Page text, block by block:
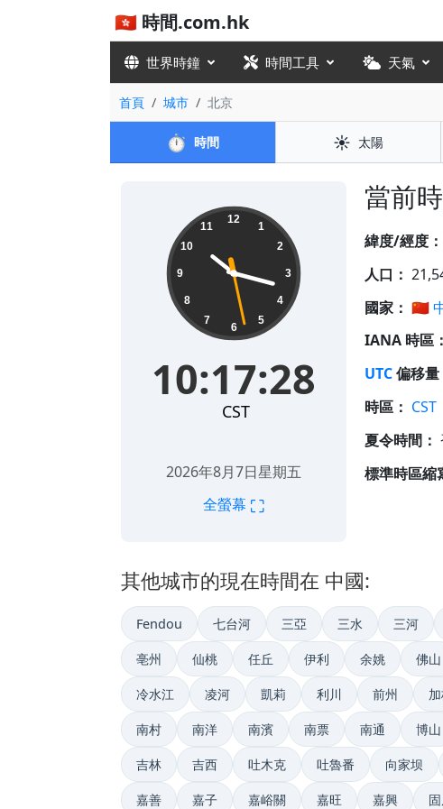
🇭🇰 時間.com.hk
世界時鐘 時間工具 天氣
首頁 城市 北京
⏱️ 時間 ☀️ 太陽
當前
10:17:28 12
1
2
3
4
5
6
7
8
9
10
11
10:17:28
CST
2026年8月7日星期五
全螢幕 ⛶
緯度/經度：
人口：
國家： 🇨🇳
IANA 時區：
UTC偏移量
時區： CST
夏令時間：
標準時區縮
其他城市的現在時間在 中國:
Fendou 七台河 三亞 三水 三河
亳州 仙桃 任丘 伊利 余姚 佛山
冷水江 凌河 凱莉 利川 前州
南村 南洋 南濱 南票 南通 博山
吉林 吉西 吐木克 吐魯番 向家坝
嘉善 嘉子 嘉峪關 嘉旺 嘉興